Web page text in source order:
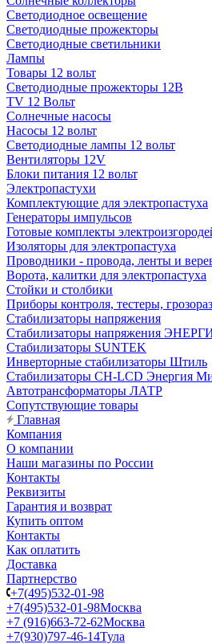
Светодиодное освещение
Светодиодные прожекторы
Светодиодные светильники
Лампы
Товары 12 вольт
Светодиодные прожекторы 12В
TV 12 Вольт
Солнечные насосы
Насосы 12 вольт
Светодиодные лампы 12 вольт
Вентиляторы 12V
Блоки питания 12 вольт
Электропастухи
Комплектующие для электропастуха
Генераторы импульсов
Готовые комплекты
Изоляторы для электропастуха
Проводники - провода, ленты и
Ворота, калитки для электропастуха
Стойки и столбики
Приборы контроля, тестеры,
Стабилизаторы напряжения
Стабилизаторы напряжения
Стабилизаторы SUNTEK
Инверторные стабилизаторы Штиль
Стабилизаторы СН-LCD Энepгия
Автотрансформаторы ЛАТР
Сопутствующие товары
Главная
Компания
О компании
Наши магазины по России
Контакты
Реквизиты
Гарантия и возврат
Купить оптом
Контакты
Как оплатить
Доставка
Партнерство
+7(495)532-01-98
+7(495)532-01-98Москва
+7 (916)663-72-62Москва
+7(930)797-46-14Тула